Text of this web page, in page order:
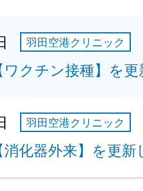
羽田空港クリニック
クチン接種】を
羽田空港クリニック
化器外来】を更新